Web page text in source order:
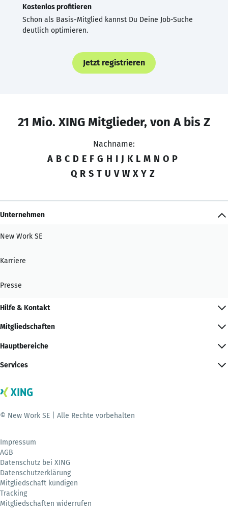
Kostenlos profitieren
Schon als Basis-Mitglied kannst Du Deine Job-Suche
deutlich optimieren.
Jetzt registrieren
21 Mio. XING Mitglieder, von A bis Z
Nachname:
A B C D E F G H I J K L M N O P
Q R S T U V W X Y Z
Unternehmen
New Work SE
Karriere
Presse
Hilfe & Kontakt
Mitgliedschaften
Hauptbereiche
Services
© New Work SE | Alle Rechte vorbehalten
Impressum
AGB
Datenschutz bei XING
Datenschutzerklärung
Mitgliedschaft kündigen
Tracking
Mitgliedschaften widerrufen